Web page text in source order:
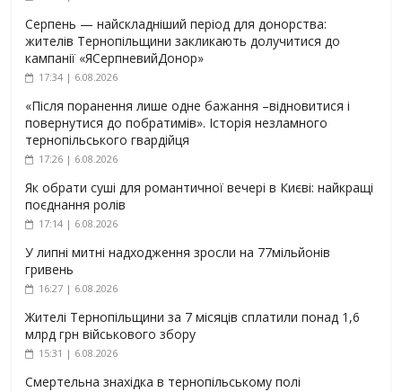
Серпень — найскладніший період для донорства:
жителів Тернопільщини закликають долучитися до
кампанії «ЯСерпневийДонор»
17:34 | 6.08.2026
«Після поранення лише одне бажання –відновитися і
повернутися до побратимів». Історія незламного
тернопільського гвардійця
17:26 | 6.08.2026
Як обрати суші для романтичної вечері в Києві: найкращі
поєднання ролів
17:14 | 6.08.2026
У липні митні надходження зросли на 77мільйонів
гривень
16:27 | 6.08.2026
Жителі Тернопільщини за 7 місяців сплатили понад 1,6
млрд грн військового збору
15:31 | 6.08.2026
Смертельна знахідка в тернопільському полі